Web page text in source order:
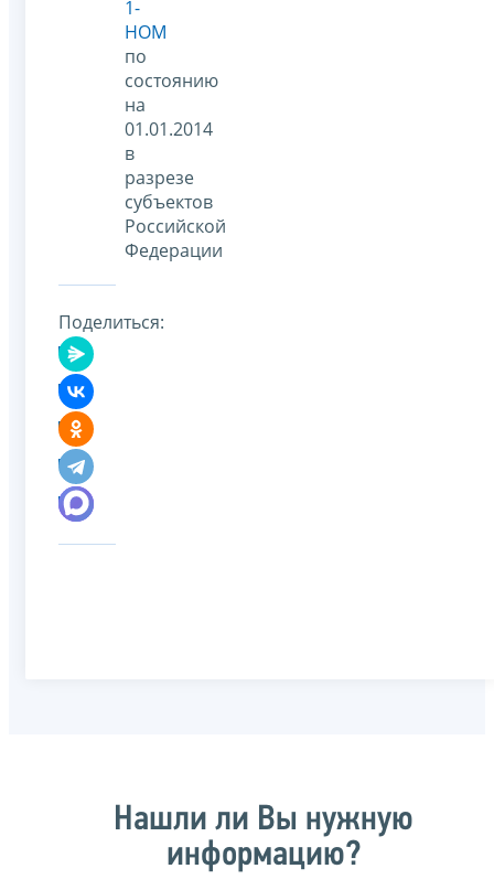
1-
НОМ
по
состоянию
на
01.01.2014
в
разрезе
субъектов
Российской
Федерации
Поделиться:
Нашли ли Вы нужную
информацию?